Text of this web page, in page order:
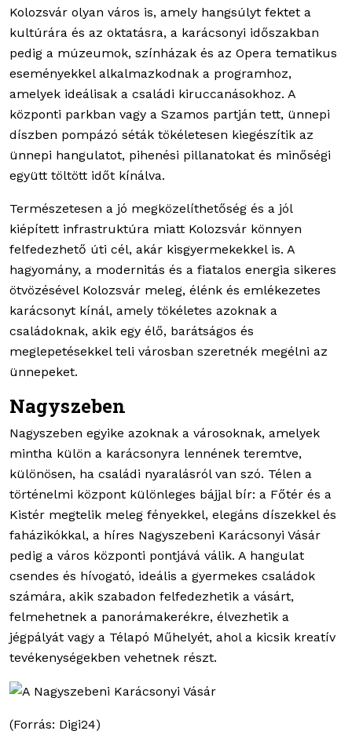
Kolozsvár olyan város is, amely hangsúlyt fektet a
kultúrára és az oktatásra, a karácsonyi időszakban
pedig a múzeumok, színházak és az Opera tematikus
eseményekkel alkalmazkodnak a programhoz,
amelyek ideálisak a családi kiruccanásokhoz. A
központi parkban vagy a Szamos partján tett, ünnepi
díszben pompázó séták tökéletesen kiegészítik az
ünnepi hangulatot, pihenési pillanatokat és minőségi
együtt töltött időt kínálva.
Természetesen a jó megközelíthetőség és a jól
kiépített infrastruktúra miatt Kolozsvár könnyen
felfedezhető úti cél, akár kisgyermekekkel is. A
hagyomány, a modernitás és a fiatalos energia sikeres
ötvözésével Kolozsvár meleg, élénk és emlékezetes
karácsonyt kínál, amely tökéletes azoknak a
családoknak, akik egy élő, barátságos és
meglepetésekkel teli városban szeretnék megélni az
ünnepeket.
Nagyszeben
Nagyszeben egyike azoknak a városoknak, amelyek
mintha külön a karácsonyra lennének teremtve,
különösen, ha családi nyaralásról van szó. Télen a
történelmi központ különleges bájjal bír: a Főtér és a
Kistér megtelik meleg fényekkel, elegáns díszekkel és
faházikókkal, a híres Nagyszebeni Karácsonyi Vásár
pedig a város központi pontjává válik. A hangulat
csendes és hívogató, ideális a gyermekes családok
számára, akik szabadon felfedezhetik a vásárt,
felmehetnek a panorámakerékre, élvezhetik a
jégpályát vagy a Télapó Műhelyét, ahol a kicsik kreatív
tevékenységekben vehetnek részt.
(Forrás: Digi24)